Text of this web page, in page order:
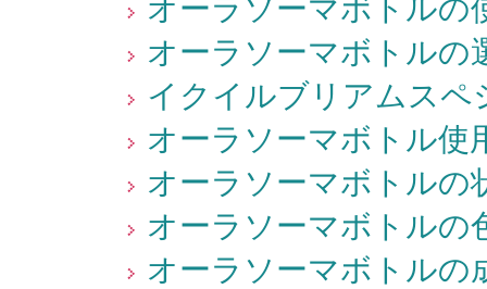
オーラソーマボトルの
オーラソーマボトルの
イクイルブリアムスペ
オーラソーマボトル使
オーラソーマボトルの
オーラソーマボトルの
オーラソーマボトルの